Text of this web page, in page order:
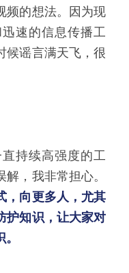
频的想法。因为现
速的信息传播工
候谣言满天飞，很
持续高强度的工
，我非常担心。
，向更多人，尤其
护知识，让大家对